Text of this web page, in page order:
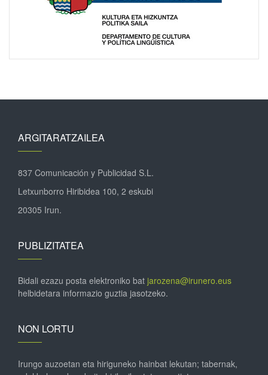
ARGITARATZAILEA
837 Comunicación y Publicidad S.L.
Letxunborro Hiribidea 100, 2 eskubi
20305 Irun.
PUBLIZITATEA
Bidali ezazu posta elektroniko bat jarozena@irunero.eus
helbidetara informazio guztia jasotzeko.
NON LORTU
Irungo auzoetan eta hiriguneko hainbat lekutan; tabernak,